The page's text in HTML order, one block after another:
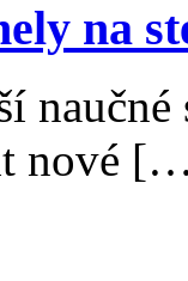
na
naučné
nové